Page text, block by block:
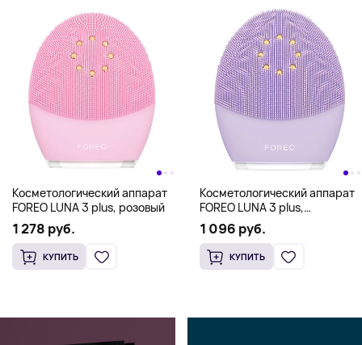
Косметологический аппарат
FOREO LUNA 3 plus, розовый
1 278 руб.
КУПИТЬ
Косметологический аппарат
FOREO LUNA 3 plus,
фиолетовый
1 096 руб.
КУПИТЬ